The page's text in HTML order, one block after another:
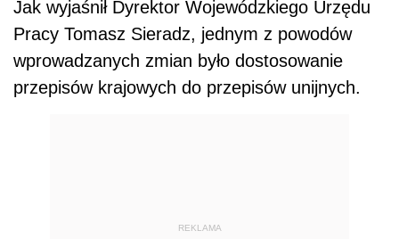
Jak wyjaśnił Dyrektor Wojewódzkiego Urzędu
Pracy Tomasz Sieradz, jednym z powodów
wprowadzanych zmian było dostosowanie
przepisów krajowych do przepisów unijnych.
REKLAMA